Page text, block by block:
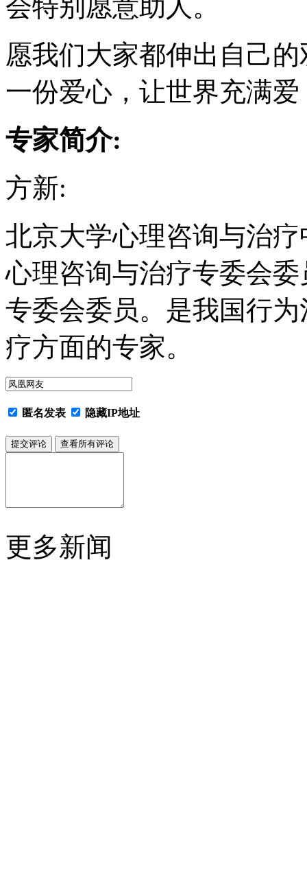
会特别愿意助人。
愿我们大家都伸出自己
一份爱心，让世界充满爱
专家简介:
方新:
北京大学心理咨询与治
心理咨询与治疗专委会
专委会委员。是我国行
疗方面的专家。
匿名发表 隐藏IP地址
更多新闻